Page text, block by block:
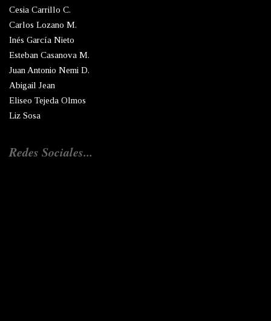
Cesia Carrillo C.
Carlos Lozano M.
Inés García Nieto
Esteban Casanova M.
Juan Antonio Nemi D.
Abigail Jean
Eliseo Tejeda Olmos
Liz Sosa
Redes Sociales...